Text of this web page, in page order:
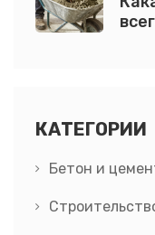
КАТЕГОРИИ
Бетон и